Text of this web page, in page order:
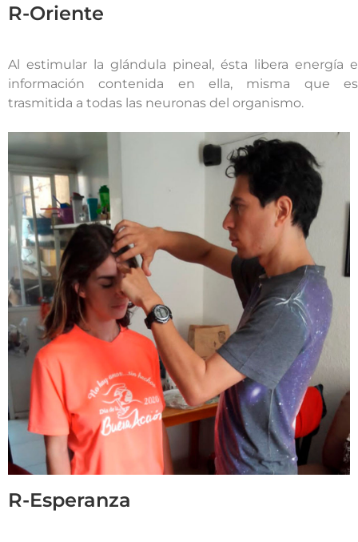
R-Oriente
Al estimular la glándula pineal, ésta libera energía e
información contenida en ella, misma que es
trasmitida a todas las neuronas del organismo.
R-Esperanza